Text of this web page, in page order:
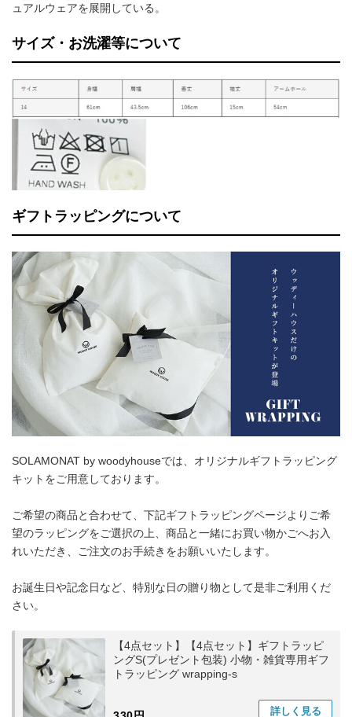
ュアルウェアを展開している。
サイズ・お洗濯等について
ギフトラッピングについて
SOLAMONAT by woodyhouseでは、オリジナルギフトラッピング
キットをご用意しております。
ご希望の商品と合わせて、下記ギフトラッピングページよりご希
望のラッピングをご選択の上、商品と一緒にお買い物かごへお入
れいただき、ご注文のお手続きをお願いいたします。
お誕生日や記念日など、特別な日の贈り物として是非ご利用くだ
さい。
【4点セット】【4点セット】ギフトラッピ
ングS(プレゼント包装) 小物・雑貨専用ギフ
トラッピング wrapping-s
詳しく 見る